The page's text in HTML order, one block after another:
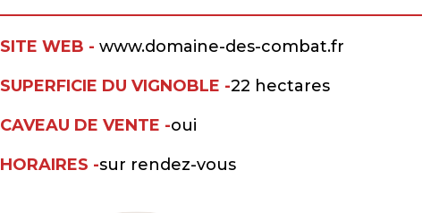
SITE WEB - www.domaine-des-combat.fr
SUPERFICIE DU VIGNOBLE -22 hectares
CAVEAU DE VENTE -oui
HORAIRES -sur rendez-vous